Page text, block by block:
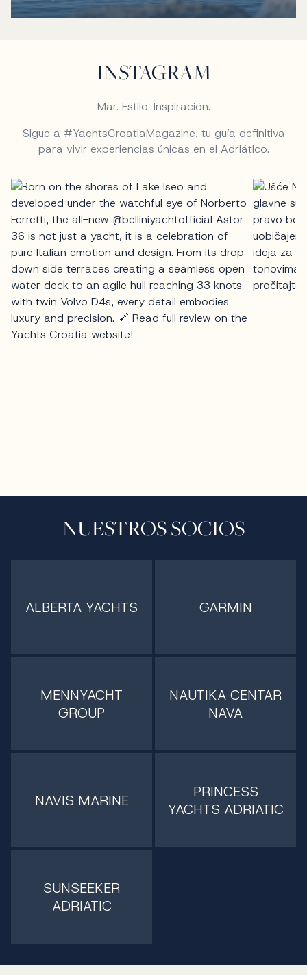
INSTAGRAM
Mar. Estilo. Inspiración.
Sigue a #YachtsCroatiaMagazine, tu guía definitiva
para vivir experiencias únicas en el Adriático.
NUESTROS SOCIOS
ALBERTA YACHTS GARMIN
MENNYACHT
GROUP
NAUTIKA CENTAR
NAVA
NAVIS MARINE
PRINCESS
YACHTS ADRIATIC
SUNSEEKER
ADRIATIC